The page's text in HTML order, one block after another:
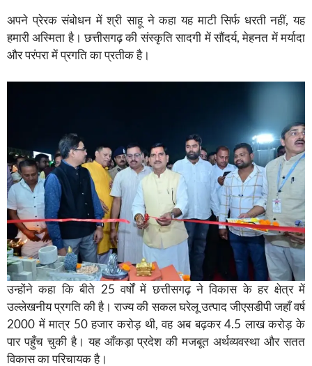
अपने प्रेरक संबोधन में श्री साहू ने कहा यह माटी सिर्फ धरती नहीं, यह
हमारी अस्मिता है। छत्तीसगढ़ की संस्कृति सादगी में सौंदर्य, मेहनत में मर्यादा
और परंपरा में प्रगति का प्रतीक है।
उन्होंने कहा कि बीते 25 वर्षों में छत्तीसगढ़ ने विकास के हर क्षेत्र में
उल्लेखनीय प्रगति की है। राज्य की सकल घरेलू उत्पाद जीएसडीपी जहाँ वर्ष
2000 में मात्र 50 हजार करोड़ थी, वह अब बढ़कर 4.5 लाख करोड़ के
पार पहुँच चुकी है। यह आँकड़ा प्रदेश की मजबूत अर्थव्यवस्था और सतत
विकास का परिचायक है।